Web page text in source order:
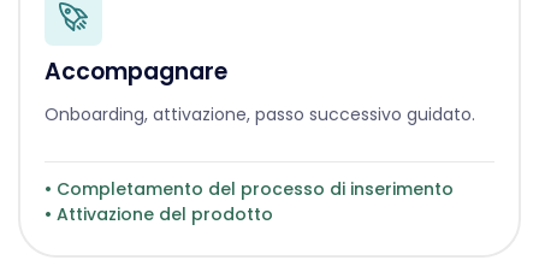
Accompagnare
Onboarding, attivazione, passo successivo guidato.
• Completamento del processo di inserimento
• Attivazione del prodotto